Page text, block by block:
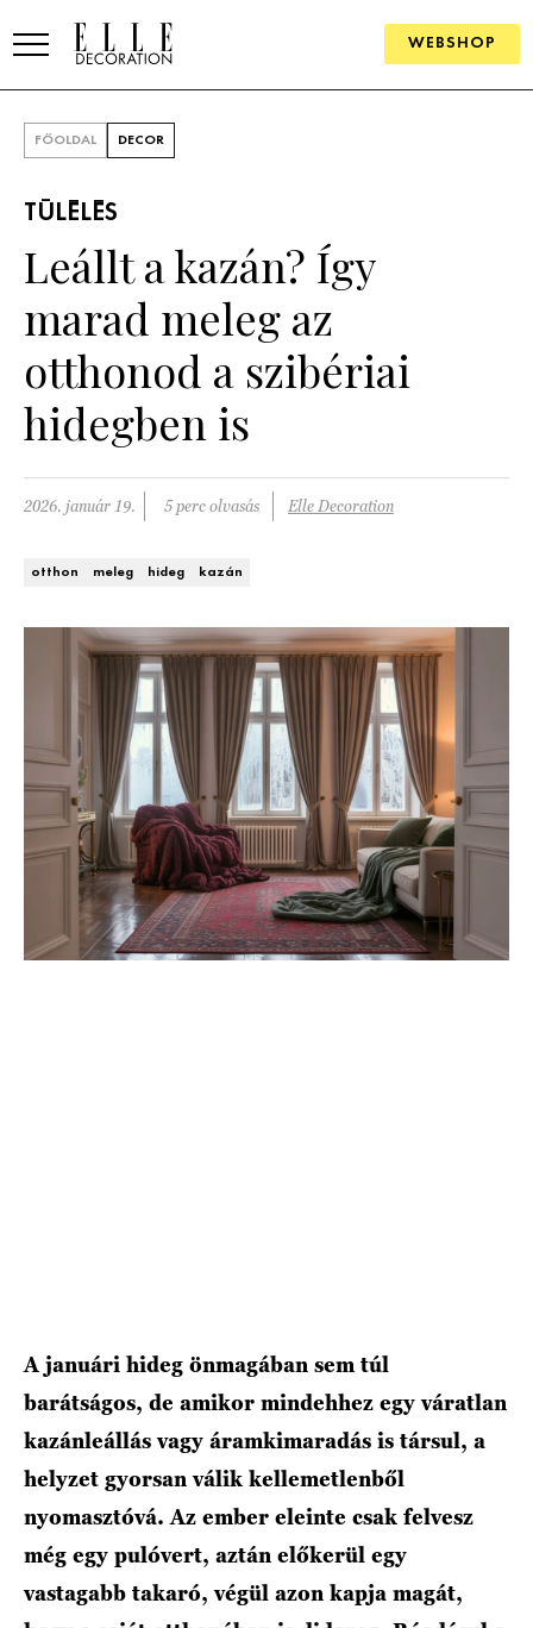
WEBSHOP
SZOBÁK
Konyha
Fürdőszoba
Nappali
Hálószoba
ÖTLETEK
Szállodák és vendégházak
Lakások
FŐOLDAL DECOR
TÚLÉLÉS
Leállt a kazán? Így
marad meleg az
otthonod a szibériai
hidegben is
2026. január 19. 5 perc olvasás Elle Decoration
otthon meleg hideg kazán
A januári hideg önmagában sem túl
barátságos, de amikor mindehhez egy váratlan
kazánleállás vagy áramkimaradás is társul, a
helyzet gyorsan válik kellemetlenből
nyomasztóvá. Az ember eleinte csak felvesz
még egy pulóvert, aztán előkerül egy
vastagabb takaró, végül azon kapja magát,